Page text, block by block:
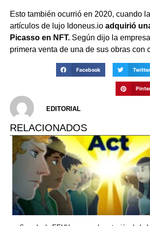
Esto también ocurrió en 2020, cuando
artículos de lujo Idoneus.io adquirió
Picasso en NFT. Según dijo la
primera venta de una de sus obras con
Facebook Twitter
EDITORIAL
RELACIONADOS